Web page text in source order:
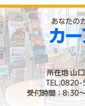
所在地 山
受付時間：8:30